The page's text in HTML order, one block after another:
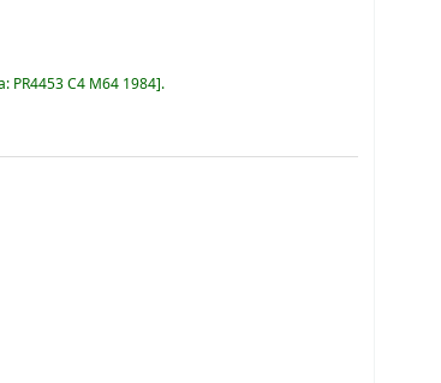
PR4453 C4 M64 1984 .